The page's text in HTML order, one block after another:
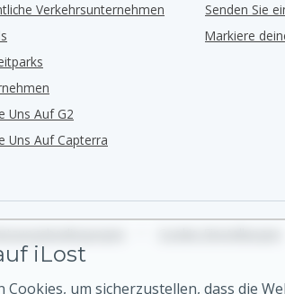
Verkehrsunternehmen
Uns Auf G2
Uns Auf Capterra
Senden Sie
Markiere
iLost
Cookies, um sicherzustellen, dass die